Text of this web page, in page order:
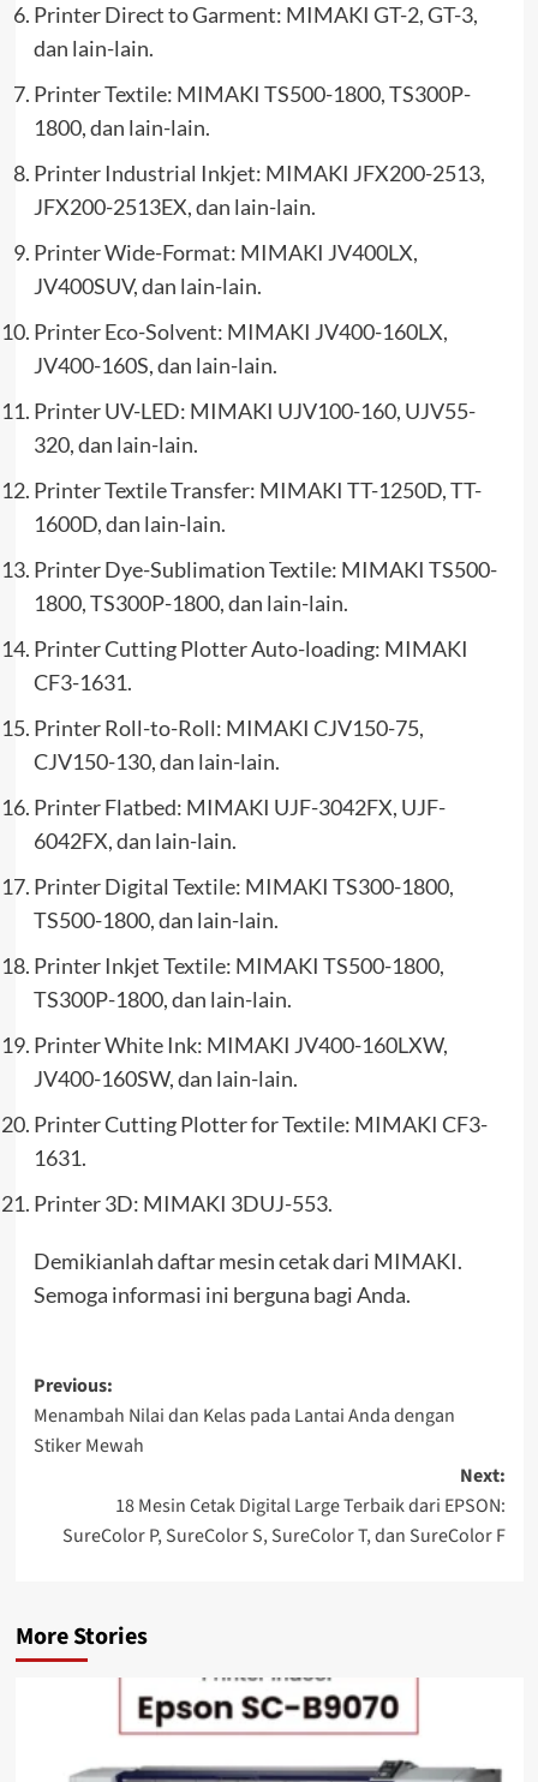
Printer Direct to Garment: MIMAKI GT-2, GT-3,
dan lain-lain.
Printer Textile: MIMAKI TS500-1800, TS300P-
1800, dan lain-lain.
Printer Industrial Inkjet: MIMAKI JFX200-2513,
JFX200-2513EX, dan lain-lain.
Printer Wide-Format: MIMAKI JV400LX,
JV400SUV, dan lain-lain.
Printer Eco-Solvent: MIMAKI JV400-160LX,
JV400-160S, dan lain-lain.
Printer UV-LED: MIMAKI UJV100-160, UJV55-
320, dan lain-lain.
Printer Textile Transfer: MIMAKI TT-1250D, TT-
1600D, dan lain-lain.
Printer Dye-Sublimation Textile: MIMAKI TS500-
1800, TS300P-1800, dan lain-lain.
Printer Cutting Plotter Auto-loading: MIMAKI
CF3-1631.
Printer Roll-to-Roll: MIMAKI CJV150-75,
CJV150-130, dan lain-lain.
Printer Flatbed: MIMAKI UJF-3042FX, UJF-
6042FX, dan lain-lain.
Printer Digital Textile: MIMAKI TS300-1800,
TS500-1800, dan lain-lain.
Printer Inkjet Textile: MIMAKI TS500-1800,
TS300P-1800, dan lain-lain.
Printer White Ink: MIMAKI JV400-160LXW,
JV400-160SW, dan lain-lain.
Printer Cutting Plotter for Textile: MIMAKI CF3-
1631.
Printer 3D: MIMAKI 3DUJ-553.
Demikianlah daftar mesin cetak dari MIMAKI.
Semoga informasi ini berguna bagi Anda.
Post
navigation
Previous:
Menambah Nilai dan Kelas pada Lantai Anda dengan
Stiker Mewah
Next:
18 Mesin Cetak Digital Large Terbaik dari EPSON:
SureColor P, SureColor S, SureColor T, dan SureColor F
More Stories